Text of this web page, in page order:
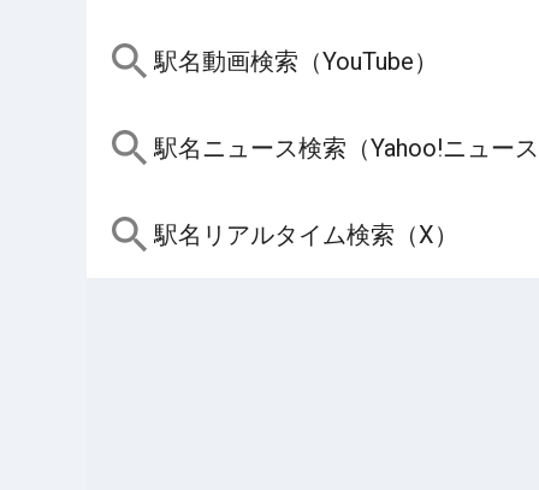
駅名動画検索（YouTube）
駅名ニュース検索（Yahoo!ニュー
駅名リアルタイム検索（X）